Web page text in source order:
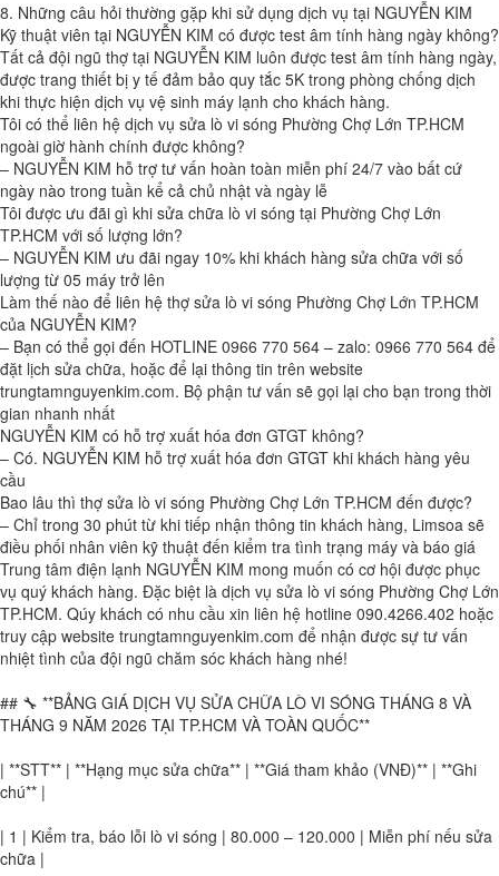
8. Những câu hỏi thường gặp khi sử dụng dịch vụ tại NGUYỄN KIM
Kỹ thuật viên tại NGUYỄN KIM có được test âm tính hàng ngày không?
Tất cả đội ngũ thợ tại NGUYỄN KIM luôn được test âm tính hàng ngày,
được trang thiết bị y tế đảm bảo quy tắc 5K trong phòng chống dịch
khi thực hiện dịch vụ vệ sinh máy lạnh cho khách hàng.
Tôi có thể liên hệ dịch vụ sửa lò vi sóng Phường Chợ Lớn TP.HCM
ngoài giờ hành chính được không?
– NGUYỄN KIM hỗ trợ tư vấn hoàn toàn miễn phí 24/7 vào bất cứ
ngày nào trong tuần kể cả chủ nhật và ngày lễ
Tôi được ưu đãi gì khi sửa chữa lò vi sóng tại Phường Chợ Lớn
TP.HCM với số lượng lớn?
– NGUYỄN KIM ưu đãi ngay 10% khi khách hàng sửa chữa với số
lượng từ 05 máy trở lên
Làm thế nào để liên hệ thợ sửa lò vi sóng Phường Chợ Lớn TP.HCM
của NGUYỄN KIM?
– Bạn có thể gọi đến HOTLINE 0966 770 564 – zalo: 0966 770 564 để
đặt lịch sửa chữa, hoặc để lại thông tin trên website
trungtamnguyenkim.com. Bộ phận tư vấn sẽ gọi lại cho bạn trong thời
gian nhanh nhất
NGUYỄN KIM có hỗ trợ xuất hóa đơn GTGT không?
– Có. NGUYỄN KIM hỗ trợ xuất hóa đơn GTGT khi khách hàng yêu
cầu
Bao lâu thì thợ sửa lò vi sóng Phường Chợ Lớn TP.HCM đến được?
– Chỉ trong 30 phút từ khi tiếp nhận thông tin khách hàng, Limsoa sẽ
điều phối nhân viên kỹ thuật đến kiểm tra tình trạng máy và báo giá
Trung tâm điện lạnh NGUYỄN KIM mong muốn có cơ hội được phục
vụ quý khách hàng. Đặc biệt là dịch vụ sửa lò vi sóng Phường Chợ Lớn
TP.HCM. Qúy khách có nhu cầu xin liên hệ hotline 090.4266.402 hoặc
truy cập website trungtamnguyenkim.com để nhận được sự tư vấn
nhiệt tình của đội ngũ chăm sóc khách hàng nhé!
## 🔧 **BẢNG GIÁ DỊCH VỤ SỬA CHỮA LÒ VI SÓNG THÁNG 8 VÀ
THÁNG 9 NĂM 2026 TẠI TP.HCM VÀ TOÀN QUỐC**
| **STT** | **Hạng mục sửa chữa** | **Giá tham khảo (VNĐ)** | **Ghi
chú** |
| 1 | Kiểm tra, báo lỗi lò vi sóng | 80.000 – 120.000 | Miễn phí nếu sửa
chữa |